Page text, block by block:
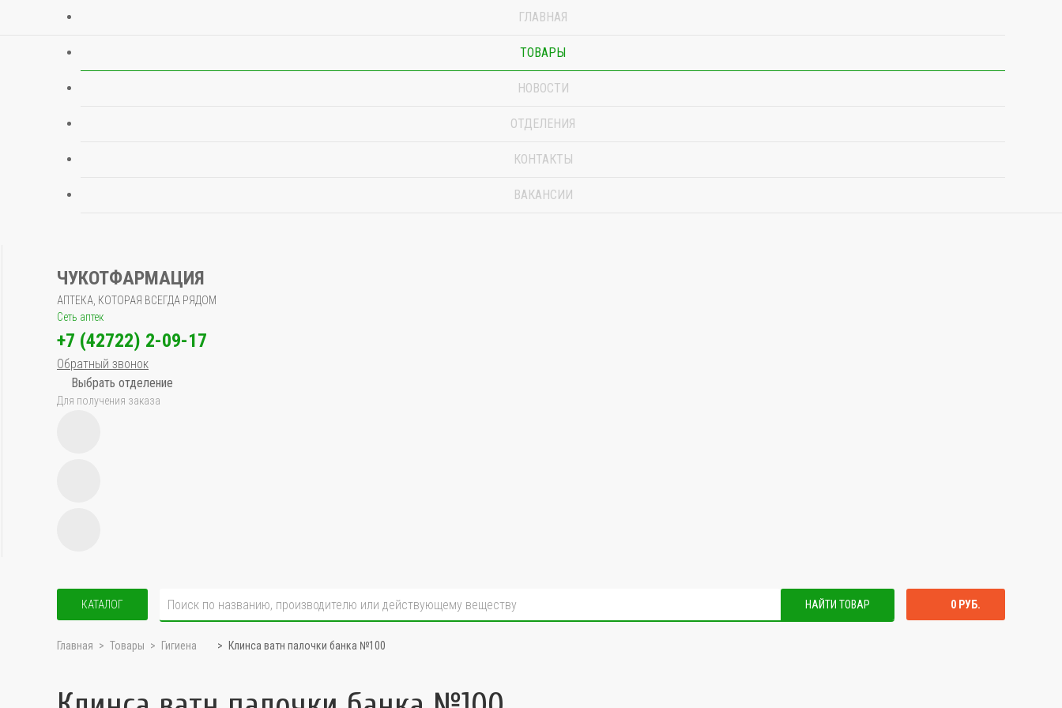
ГЛАВНАЯ
ТОВАРЫ
НОВОСТИ
ОТДЕЛЕНИЯ
КОНТАКТЫ
ВАКАНСИИ
ЧУКОТФАРМАЦИЯ
АПТЕКА, КОТОРАЯ ВСЕГДА РЯДОМ
Сеть аптек
+7 (42722) 2-09-17
Обратный звонок
Выбрать отделение
Для получения заказа
КАТАЛОГ НАЙТИ ТОВАР 0 РУБ.
Главная Товары Гигиена Клинса ватн палочки банка №100